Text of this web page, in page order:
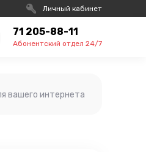
Личный кабинет
71 205-88-11
Абонентский отдел 24/7
вашего интернета